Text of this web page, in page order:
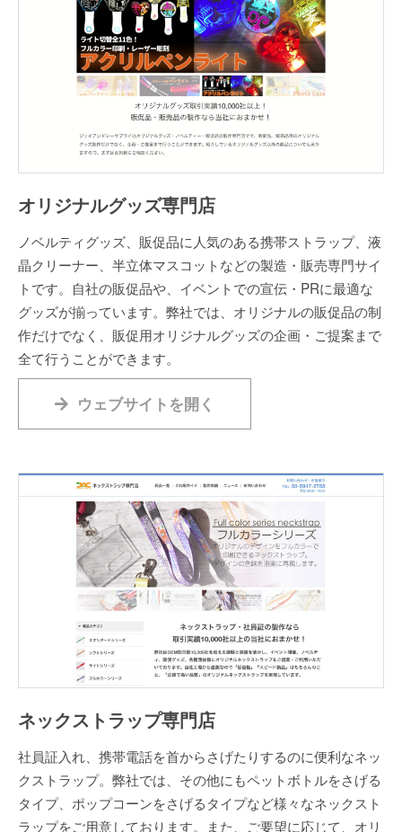
オリジナルグッズ専門店
ノベルティグッズ、販促品に人気のある携帯ストラップ、液
晶クリーナー、半立体マスコットなどの製造・販売専門サイ
トです。自社の販促品や、イベントでの宣伝・PRに最適な
グッズが揃っています。弊社では、オリジナルの販促品の制
作だけでなく、販促用オリジナルグッズの企画・ご提案まで
全て行うことができます。
ウェブサイトを開く
ネックストラップ専門店
社員証入れ、携帯電話を首からさげたりするのに便利なネッ
クストラップ。弊社では、その他にもペットボトルをさげる
タイプ、ポップコーンをさげるタイプなど様々なネックスト
ラップをご用意しております。また、ご要望に応じて、オリ